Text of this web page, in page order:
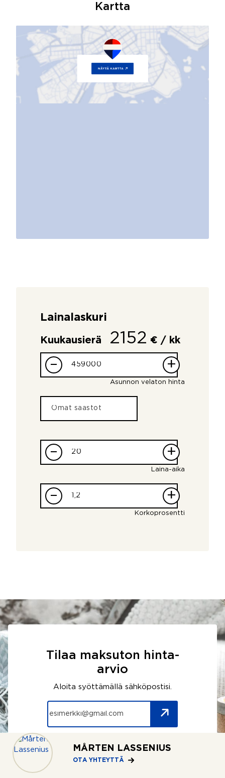
MÅRTEN LASSENIUS
OTA YHTEYTTÄ
Kartta
Lainalaskuri
Kuukausierä 2152 € / kk
– +
Asunnon velaton hinta
– +
Laina-aika
– +
Korkoprosentti
Tilaa maksuton hinta-
arvio
Aloita syöttämällä sähköpostisi.